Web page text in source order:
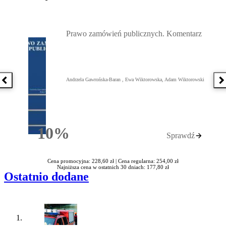
Poprzednia książka
10%Rabatu
Prawo zamówień publicznych. Komentarz
Andrzela Gawrońska-Baran , Ewa Wiktorowska, Adam Wiktorowski
Sprawdź
Cena promocyjna: 228,60 zł | Cena regularna: 254,00 zł
Najniższa cena w ostatnich 30 dniach: 177,80 zł
Ostatnio dodane